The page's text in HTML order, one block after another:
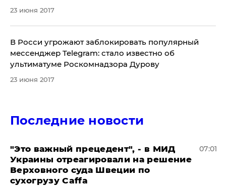
23 июня 2017
В Росси угрожают заблокировать популярный
мессенджер Telegram: стало известно об
ультиматуме Роскомнадзора Дурову
23 июня 2017
Последние новости
"Это важный прецедент", - в МИД
Украины отреагировали на решение
Верховного суда Швеции по
сухогрузу Caffa
07:01